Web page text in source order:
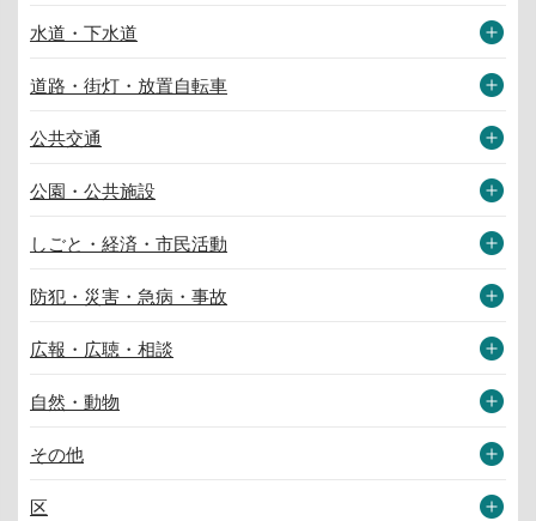
水道・下水道
道路・街灯・放置自転車
公共交通
公園・公共施設
しごと・経済・市民活動
防犯・災害・急病・事故
広報・広聴・相談
自然・動物
その他
区